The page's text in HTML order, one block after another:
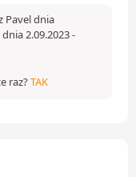
Pavel dnia
2.09.2023-
raz?TAK